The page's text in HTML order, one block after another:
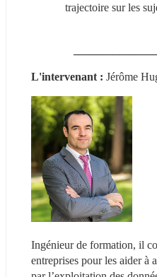
trajectoire sur les
L'intervenant : Jérôme
Ingénieur de formation, il
entreprises pour les aider à